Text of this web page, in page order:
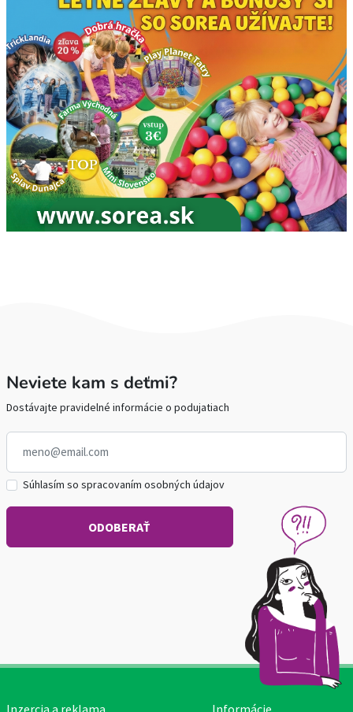
Neviete kam s deťmi?
Dostávajte pravidelné informácie o podujatiach
Súhlasím so spracovaním osobných údajov